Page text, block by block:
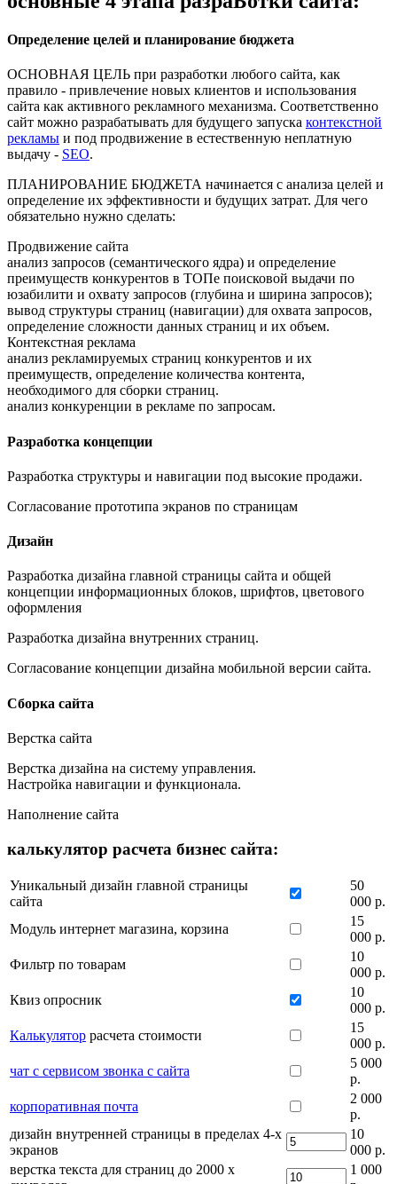
Определение целей и планирование бюджета
ОСНОВНАЯ ЦЕЛЬ при разработки любого сайта, как
правило - привлечение новых клиентов и использования
сайта как активного рекламного механизма. Соответственно
сайт можно разрабатывать для будущего запуска контекстной
рекламы и под продвижение в естественную неплатную
выдачу - SEO.
ПЛАНИРОВАНИЕ БЮДЖЕТА начинается с анализа целей и
определение их эффективности и будущих затрат. Для чего
обязательно нужно сделать:
Продвижение сайта
анализ запросов (семантического ядра) и определение
преимуществ конкурентов в ТОПе поисковой выдачи по
юзабилити и охвату запросов (глубина и ширина запросов);
вывод структуры страниц (навигации) для охвата запросов,
определение сложности данных страниц и их объем.
Контекстная реклама
анализ рекламируемых страниц конкурентов и их
преимуществ, определение количества контента,
необходимого для сборки страниц.
анализ конкуренции в рекламе по запросам.
Разработка концепции
Разработка структуры и навигации под высокие продажи.
Согласование прототипа экранов по страницам
Дизайн
Разработка дизайна главной страницы сайта и общей
концепции информационных блоков, шрифтов, цветового
оформления
Разработка дизайна внутренних страниц.
Согласование концепции дизайна мобильной версии сайта.
Сборка сайта
Верстка сайта
Верстка дизайна на систему управления.
Настройка навигации и функционала.
Наполнение сайта
калькулятор расчета бизнес сайта:
Уникальный дизайн главной страницы
сайта
50
000 р.
Модуль интернет магазина, корзина
15
000 р.
Фильтр по товарам
10
000 р.
Квиз опросник
10
000 р.
Калькулятор расчета стоимости
15
000 р.
чат с сервисом звонка с сайта
5 000
р.
корпоративная почта
2 000
р.
дизайн внутренней страницы в пределах 4-х
экранов
10
000 р.
верстка текста для страниц до 2000 х
1 000